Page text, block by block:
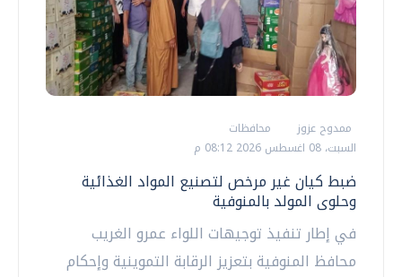
ممدوح عزوز
محافظات
السبت، 08 اغسطس 2026 08:12 م
ضبط كيان غير مرخص لتصنيع المواد الغذائية
وحلوى المولد بالمنوفية
في إطار تنفيذ توجيهات اللواء عمرو الغريب
محافظ المنوفية بتعزيز الرقابة التموينية وإحكام